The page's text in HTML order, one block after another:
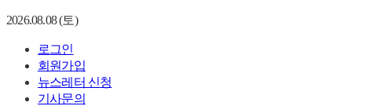
2026.08.08 (토)
로그인
회원가입
뉴스레터 신청
기사문의